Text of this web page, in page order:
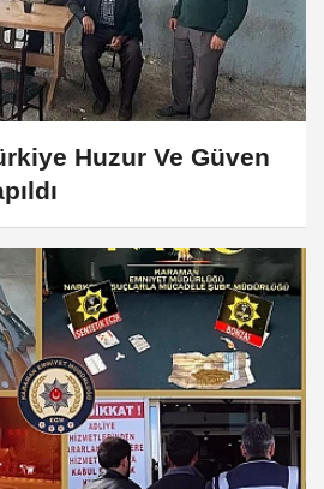
Huzur Ve Güven